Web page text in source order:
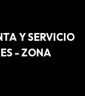
Y SERVICIO
- ZONA